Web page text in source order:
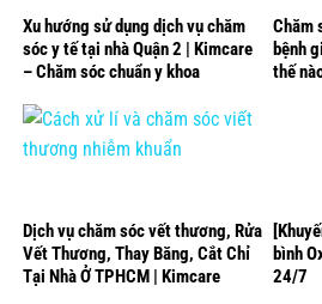
Xu hướng sử dụng dịch vụ chăm
sóc y tế tại nhà Quận 2 | Kimcare
– Chăm sóc chuẩn y khoa
Chăm
bệnh
thế
Dịch vụ chăm sóc vết thương, Rửa
Vết Thương, Thay Băng, Cắt Chỉ
Tại Nhà Ở TPHCM | Kimcare
bình
24/7